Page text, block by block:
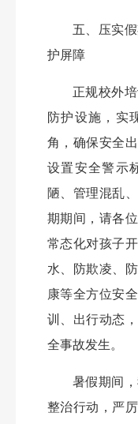
五、压实
护屏障
正规校外
防护设施，实
角，确保安全
设置安全警示
陋、管理混乱
期期间，请各
常态化对孩子
水、防欺凌、
康等全方位安
训、出行动态
全事故发生。
暑假期间
整治行动，严